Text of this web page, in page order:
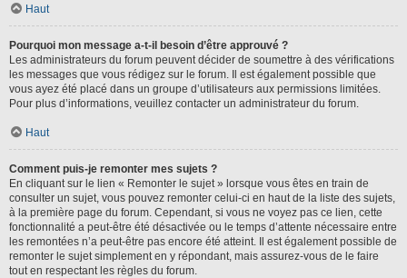
Haut
Pourquoi mon message a-t-il besoin d’être approuvé ?
Les administrateurs du forum peuvent décider de soumettre à des vérifications
les messages que vous rédigez sur le forum. Il est également possible que
vous ayez été placé dans un groupe d’utilisateurs aux permissions limitées.
Pour plus d’informations, veuillez contacter un administrateur du forum.
Haut
Comment puis-je remonter mes sujets ?
En cliquant sur le lien « Remonter le sujet » lorsque vous êtes en train de
consulter un sujet, vous pouvez remonter celui-ci en haut de la liste des sujets,
à la première page du forum. Cependant, si vous ne voyez pas ce lien, cette
fonctionnalité a peut-être été désactivée ou le temps d’attente nécessaire entre
les remontées n’a peut-être pas encore été atteint. Il est également possible de
remonter le sujet simplement en y répondant, mais assurez-vous de le faire
tout en respectant les règles du forum.